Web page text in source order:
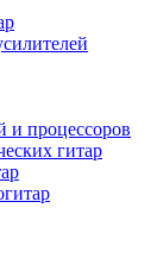
и процессоров
гитар